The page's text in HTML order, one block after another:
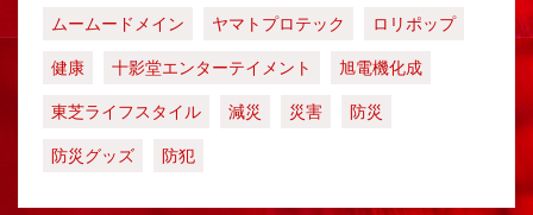
ムームードメイン ヤマトプロテック
ロリポップ
健康
十影堂エンターテイメント
旭電機化成
東芝ライフスタイル
減災 災害
防災
防災グッズ
防犯